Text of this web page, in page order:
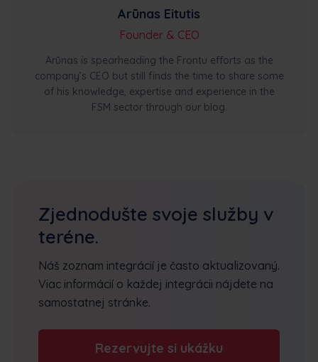
Arūnas Eitutis
Founder & CEO
Arūnas is spearheading the Frontu efforts as the
company’s CEO but still finds the time to share some
of his knowledge, expertise and experience in the
FSM sector through our blog.
Zjednodušte svoje služby v
teréne.
Náš zoznam integrácií je často aktualizovaný.
Viac informácií o každej integrácii nájdete na
samostatnej stránke.
Rezervujte si ukážku